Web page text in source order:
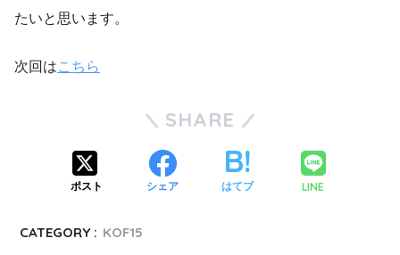
たいと思います。
次回はこちら
SHARE
ポスト シェア はてブ LINE
CATEGORY : KOF15